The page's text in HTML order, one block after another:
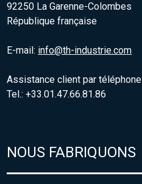
92250 La Garenne-Colombes
République française
E-mail: info@th-industrie.com
Assistance client par téléphone
Tel.: +33.01.47.66.81.86
NOUS FABRIQUONS